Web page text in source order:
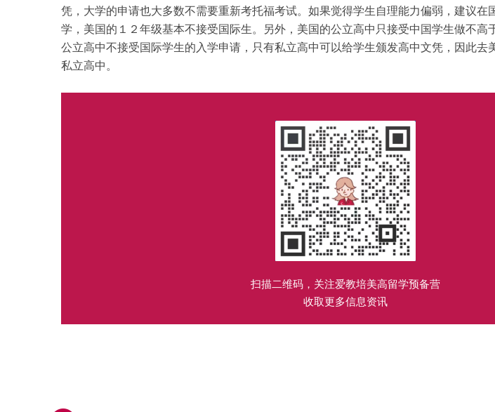
凭，大学的申请也大多数不需要重新考托福考试。如果觉得学生自理能力偏弱，建议在
学，美国的１２年级基本不接受国际生。另外，美国的公立高中只接受中国学生做不高
公立高中不接受国际学生的入学申请，只有私立高中可以给学生颁发高中文凭，因此去
私立高中。
扫描二维码，关注爱教培美高留学预备营
收取更多信息资讯